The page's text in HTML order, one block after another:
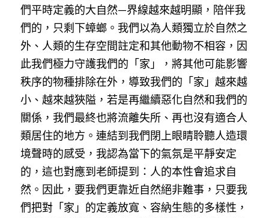
們平時定義的大自然—界線越來越明顯，陪伴我
們的，只剩下蟑螂。我們以為人類獨立於自然之
外、人類的生存空間註定和其他動物不相容，因
此我們極力守護我們的「家」，將其他可能影響
秩序的物種排除在外，導致我們的「家」越來越
小、越來越狹隘，若是再繼續惡化自然和我們的
關係，我們最終也將流離失所、再也沒有適合人
類居住的地方。連結到我們閉上眼睛聆聽人造環
境聲時的感受，我認為當下的氣氛是平靜安定
的，這也對應到老師提到：人的本性會追求自
然。因此，要我們更靠近自然絕非難事，只要我
們把對「家」的定義放寬、容納生態的多樣性，